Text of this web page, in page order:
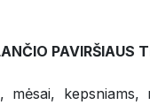
PAVIRŠIAUS
mėsai,